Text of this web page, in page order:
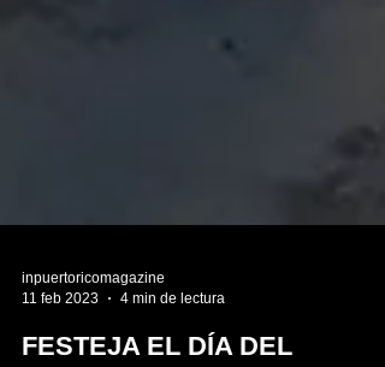
11 feb 2023
4 min de lectura